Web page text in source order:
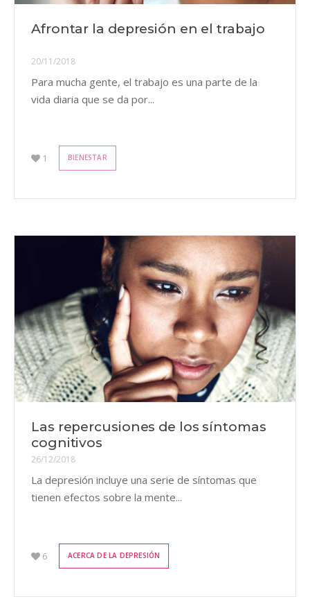
Afrontar la depresión en el trabajo
20/11/2018
Para mucha gente, el trabajo es una parte de la
vida diaria que se da por...
1 BIENESTAR
Las repercusiones de los síntomas
cognitivos
26/12/2018
La depresión incluye una serie de síntomas que
tienen efectos sobre la mente...
6 ACERCA DE LA DEPRESIÓN